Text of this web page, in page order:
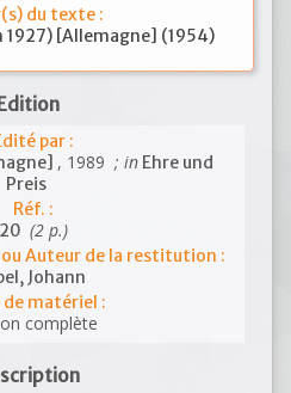
du texte :
1927) [Allemagne] (1954)
par :
, 1989 ; inEhre und
Preis
Réf. :
(2 p.)
Auteur de la restitution :
Johann
de matériel :
complète